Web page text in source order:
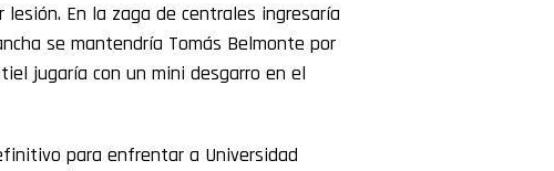
En la zaga de centrales ingresaría
se mantendría Tomás Belmonte por
jugaría con un mini desgarro en el
para enfrentar a Universidad